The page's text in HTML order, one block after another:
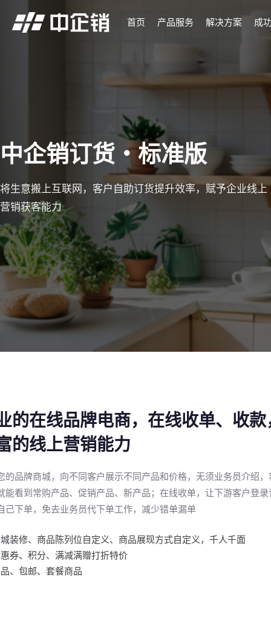
首页 产品服务 解决方案 成
中企销订货・标准版
将生意搬上互联网，客户自助订货提升效率，赋予企业线上
营销获客能力
的在线品牌电商，在线收单、收款
的线上营销能力
的品牌商城，向不同客户展示不同产品和价格，无须业务员介绍，
能看到常购产品、促销产品、新产品；在线收单，让下游客户登录
己下单，免去业务员代下单工作，减少错单漏单
装修、商品陈列位自定义、商品展现方式自定义，千人千面
券、积分、满减满赠打折特价
、包邮、套餐商品